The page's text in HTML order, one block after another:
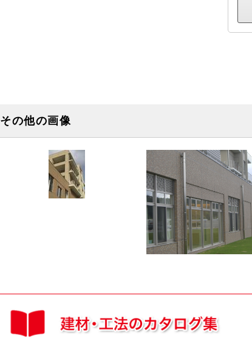
その他の画像